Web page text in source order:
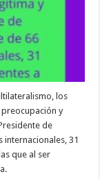
los
y
de
internacionales, 31
que al ser